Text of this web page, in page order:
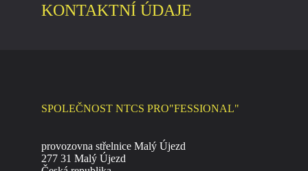
KONTAKTNÍ ÚDAJE
SPOLEČNOST NTCS PRO"FESSIONAL"
provozovna střelnice Malý Újezd
277 31 Malý Újezd